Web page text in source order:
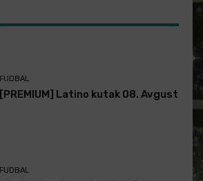
FUDBAL
[PREMIUM] Latino kutak 08. Avgust
FUDBAL